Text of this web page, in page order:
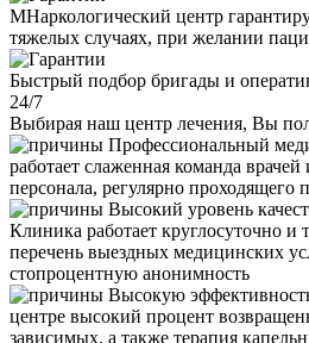
МНаркологический центр
тяжелых случаях, при желании
Быстрый подбор бригады и
24/7
Выбирая наш центр лечения, Вы
Профессиональный
работает слаженная команда
персонала, регулярно проходящего
Высокий уровень
Клиника работает круглосуточно и
перечень выездных медицинских
стопроцентную анонимность
Высокую
центре высокий процент
зависимых, а также терапия